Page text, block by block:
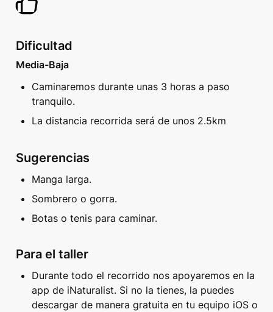
Dificultad
Media-Baja
Caminaremos durante unas 3 horas a paso
tranquilo.
La distancia recorrida será de unos 2.5km
Sugerencias
Manga larga.
Sombrero o gorra.
Botas o tenis para caminar.
Para el taller
Durante todo el recorrido nos apoyaremos en la
app de iNaturalist. Si no la tienes, la puedes
descargar de manera gratuita en tu equipo iOS o